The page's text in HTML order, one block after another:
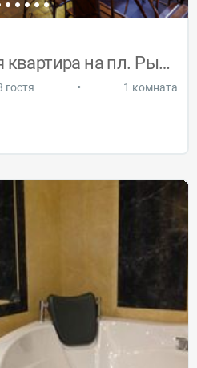
Комфортабельная квартира на пл. Рынок
гостя • 1 комната